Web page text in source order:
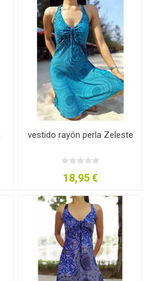
vestido rayón perla Zeleste
18,95 €